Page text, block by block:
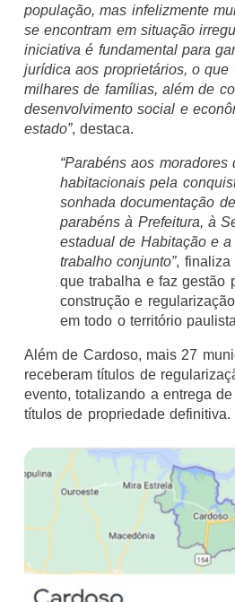
população, mas infelizmente
se encontram em situação
iniciativa é fundamental para
jurídica aos proprietários, o que
milhares de famílias, além de
desenvolvimento social e
estado”, destaca.
“Parabéns aos moradores
habitacionais pela
sonhada documentação
parabéns à Prefeitura, à
estadual de Habitação e
trabalho conjunto”, finaliza
que trabalha e faz gestão
construção e
em todo o território
Além de Cardoso, mais 27
receberam títulos de
evento, totalizando a entrega
títulos de propriedade definitiva.